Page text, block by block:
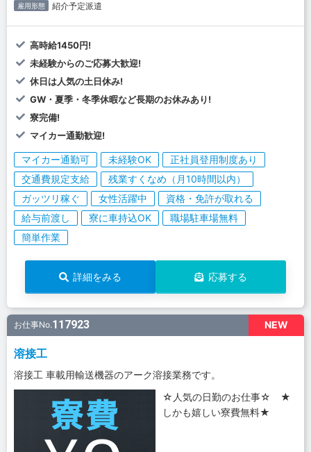
雇用形態 紹介予定派遣
高時給1450円!
未経験からのご応募大歓迎!
休日は人気の土日休み!
GW・夏季・冬季休暇など長期のお休みあり!
寮完備!
マイカー通勤歓迎!
マイカー通勤可 未経験OK
正社員登用制度あり
交通費規定支給
残業すくなめ（月10時間以内）
ガッツリ稼ぐ
女性活躍中
資格・免許が取れる
給与前渡し
寮に車持込OK
職場駐車場無料
簡単作業
詳細をみる 応募する
NEW
お仕事No.117923
溶接工
溶接工 車載用輸送機器のアーク溶接業務です。
☆人気の日勤のお仕事☆ ★
しかも嬉しい寮費無料★